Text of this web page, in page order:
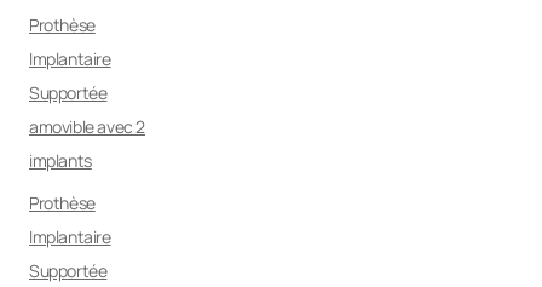
Prothèse
Implantaire
Supportée
amovible avec 2
implants
Prothèse
Implantaire
Supportée